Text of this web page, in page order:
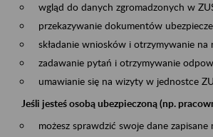
wgląd do danych zgromadzonych w
przekazywanie dokumentów
składanie wniosków i otrzymywanie na
zadawanie pytań i otrzymywanie
umawianie się na wizyty w jednostce
Jeśli jesteś osobą ubezpieczoną (np.
możesz sprawdzić swoje dane